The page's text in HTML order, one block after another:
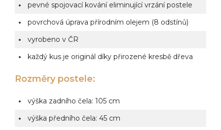
pevné spojovací kování eliminující vrzání postele
povrchová úprava přírodním olejem (8 odstínů)
vyrobeno v ČR
každý kus je originál díky přirozené kresbě dřeva
Rozměry postele:
výška zadního čela: 105 cm
výška předního čela: 45 cm